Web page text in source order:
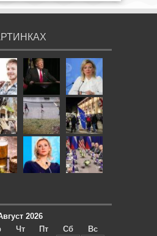
2026
Чт Пт Сб
Вс